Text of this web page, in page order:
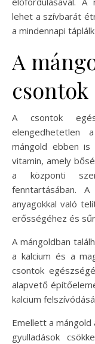
lehet a szívbarát
a mindennapi
A
csontok
A csontok
elengedhetetlen
mángold ebben is
vitamin, amely
a központi
fenntartásában.
anyagokkal való
erősségéhez és
A mángoldban
a kalcium és a
csontok
alapvető
kalcium
Emellett a
gyulladások